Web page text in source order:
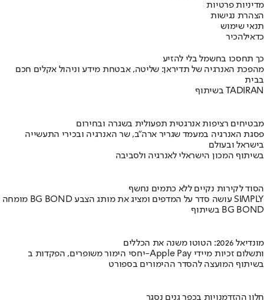
מדיניות פרטיות
הצהרת נגישות
תנאי שימוש
כדאילהכיר
כך תחסכו בחשמל בלי להזיע
מהפכת האנרגיה של תדיראן: שליטה, אבטחת מידע וניהול אקלים חכם
בבית
בשיתוף TADIRAN
מבטיחים רציפות אנרגטית תפעולית בשגרה ובחירום
פסגת האנרגיה במעמד שגריר ארה"ב, שר האנרגיה ובכירי התעשייה
בישראל ובעולם
בשיתוף המכון הישראלי לאנרגיה ולסביבה
הסוד לקירות נקיים ללא כתמים נחשף
מומחה BG BOND עושה סדר על המדפים ומציג את מותג הצבע SIMPLY
בשיתוף BG BOND
מונדיאל 2026: הטוטו משנה את הכללים
יחסי הימור משופרים, הפקדות ב-Apple Pay ותשלום זכיות מיידי
בשיתוף המועצה להסדר ההימורים בספורט
חלון ההזדמנויות בכפר גנים נסגר